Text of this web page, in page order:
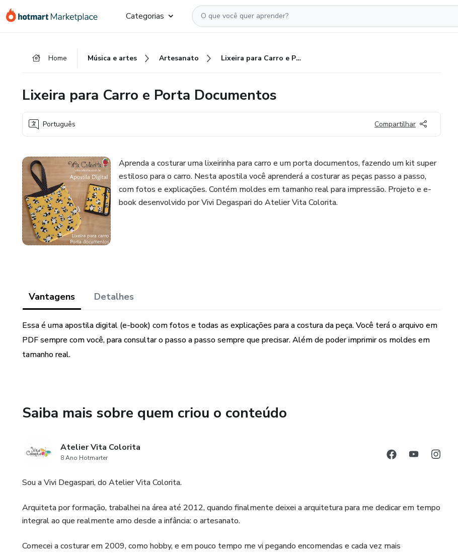
para
para
para
Categorias
Home Música e artes Artesanato Lixeira para Carro e Porta Documentos
Lixeira para Carro e Porta Documentos
Português Compartilhar
Aprenda a costurar uma lixeirinha para carro e um porta documentos, fazendo um kit super
estiloso para o carro. Nesta apostila você aprenderá a costurar as peças passo a passo,
com fotos e explicações. Contém moldes em tamanho real para impressão. Projeto e e-
book desenvolvido por Vivi Degaspari do Atelier Vita Colorita.
Vantagens Detalhes
Essa é uma apostila digital (e-book) com fotos e todas as explicações para a costura da peça. Você terá o arquivo em
PDF sempre com você, para consultar o passo a passo sempre que precisar. Além de poder imprimir os moldes em
tamanho real.
Saiba mais sobre quem criou o conteúdo
Atelier Vita Colorita
8 Ano Hotmarter
Sou a Vivi Degaspari, do Atelier Vita Colorita.
Arquiteta por formação, trabalhei na área até 2012, quando finalmente deixei a arquitetura para me dedicar em tempo
integral ao que realmente amo desde a infância: o artesanato.
Comecei a costurar em 2009, como hobby, e em pouco tempo me vi pegando encomendas e cada vez mais